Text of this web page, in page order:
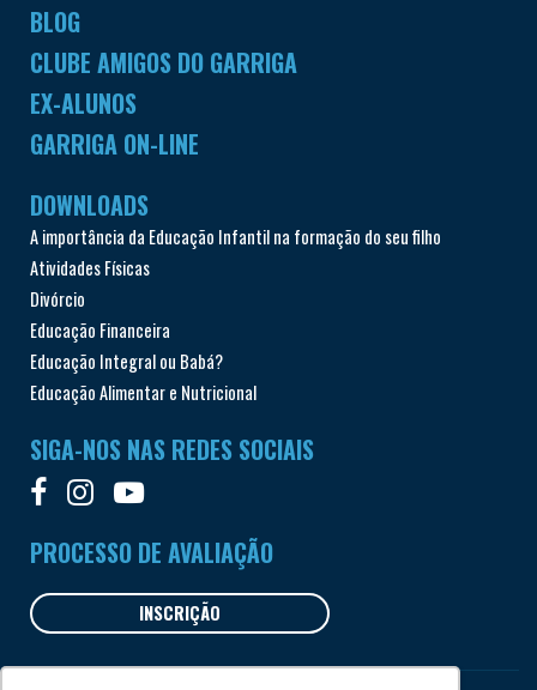
BLOG
CLUBE AMIGOS DO GARRIGA
EX-ALUNOS
GARRIGA ON-LINE
DOWNLOADS
A importância da Educação Infantil na formação do seu filho
Atividades Físicas
Divórcio
Educação Financeira
Educação Integral ou Babá?
Educação Alimentar e Nutricional
SIGA-NOS NAS REDES SOCIAIS
PROCESSO DE AVALIAÇÃO
INSCRIÇÃO